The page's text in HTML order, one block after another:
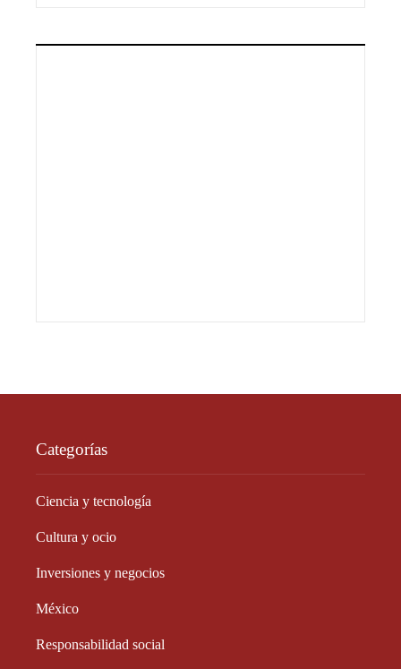
Categorías
Ciencia y tecnología
Cultura y ocio
Inversiones y negocios
México
Responsabilidad social